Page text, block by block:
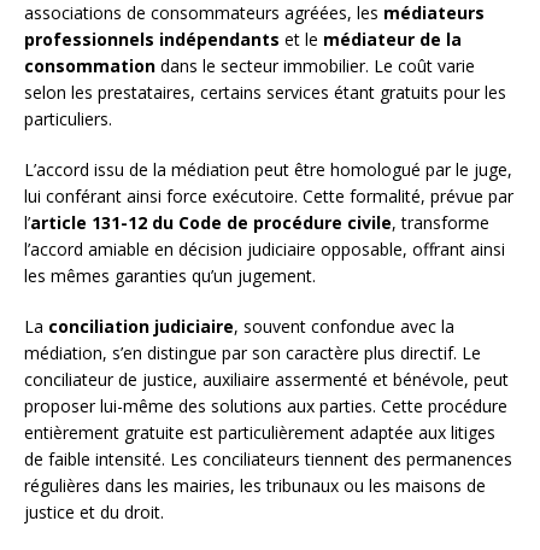
associations de consommateurs agréées, les médiateurs
professionnels indépendants et le médiateur de la
consommation dans le secteur immobilier. Le coût varie
selon les prestataires, certains services étant gratuits pour les
particuliers.
L’accord issu de la médiation peut être homologué par le juge,
lui conférant ainsi force exécutoire. Cette formalité, prévue par
l’article 131-12 du Code de procédure civile, transforme
l’accord amiable en décision judiciaire opposable, offrant ainsi
les mêmes garanties qu’un jugement.
La conciliation judiciaire, souvent confondue avec la
médiation, s’en distingue par son caractère plus directif. Le
conciliateur de justice, auxiliaire assermenté et bénévole, peut
proposer lui-même des solutions aux parties. Cette procédure
entièrement gratuite est particulièrement adaptée aux litiges
de faible intensité. Les conciliateurs tiennent des permanences
régulières dans les mairies, les tribunaux ou les maisons de
justice et du droit.